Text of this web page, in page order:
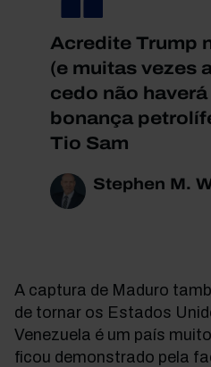
Acredite Trump
(e muitas vezes
cedo não
bonança
Tio Sam
Stephen M.
A captura de Maduro
de tornar os Estados
Venezuela é um país
ficou demonstrado pela